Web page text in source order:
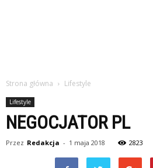
Strona główna Lifestyle
Lifestyle
NEGOCJATOR PL
Przez Redakcja - 1 maja 2018 2823